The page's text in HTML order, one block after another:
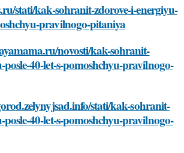
stati/kak-sohranit-zdorove-i-energiyu-
pravilnogo-pitaniya
novosti/kak-sohranit-
posle-40-let-s-pomoshchyu-pravilnogo-
stati/kak-sohranit-
posle-40-let-s-pomoshchyu-pravilnogo-